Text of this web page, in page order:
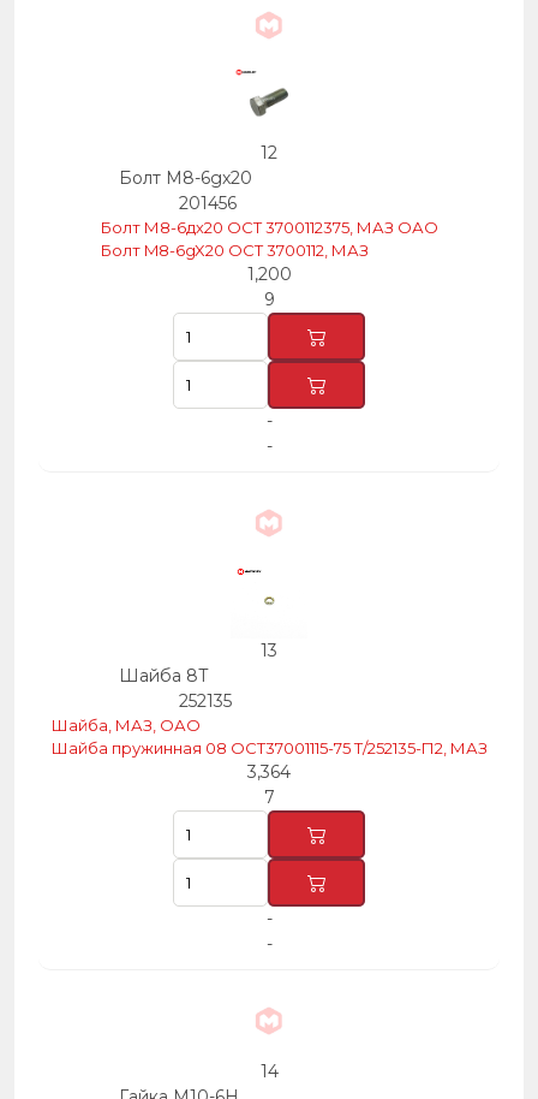
12
Болт М8-6gх20
201456
Болт М8-6дх20 ОСТ 3700112375, МАЗ ОАО
Болт M8-6gX20 OCT 3700112, МАЗ
1,200
9
-
-
13
Шайба 8Т
252135
Шайба, МАЗ, ОАО
Шайба пружинная 08 ОСТ37001115-75 Т/252135-П2, МАЗ
3,364
7
-
-
14